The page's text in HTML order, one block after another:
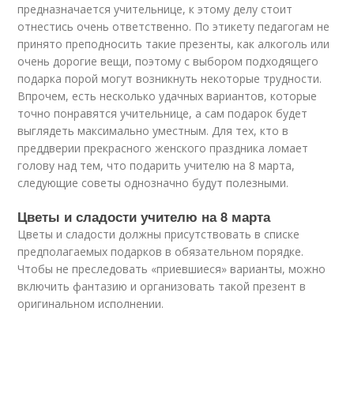
предназначается учительнице, к этому делу стоит
отнестись очень ответственно. По этикету педагогам не
принято преподносить такие презенты, как алкоголь или
очень дорогие вещи, поэтому с выбором подходящего
подарка порой могут возникнуть некоторые трудности.
Впрочем, есть несколько удачных вариантов, которые
точно понравятся учительнице, а сам подарок будет
выглядеть максимально уместным. Для тех, кто в
преддверии прекрасного женского праздника ломает
голову над тем, что подарить учителю на 8 марта,
следующие советы однозначно будут полезными.
Цветы и сладости учителю на 8 марта
Цветы и сладости должны присутствовать в списке
предполагаемых подарков в обязательном порядке.
Чтобы не преследовать «приевшиеся» варианты, можно
включить фантазию и организовать такой презент в
оригинальном исполнении.